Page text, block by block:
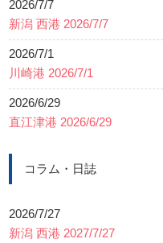
2026/7/7
新潟 西港 2026/7/7
2026/7/1
川崎港 2026/7/1
2026/6/29
直江津港 2026/6/29
コラム・日誌
2026/7/27
新潟 西港 2027/7/27